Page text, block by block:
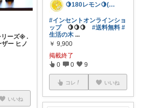
ーズ𖧷 .
ー ヒノ
いいね
🍋180レモン🍋(´∀｀*)
#インセントオンラインショ
ップ🍋🍋🍋#送料無料 #
生活の木 ...
￥ 9,900
掲載終了
0 0 9
コレ いいね